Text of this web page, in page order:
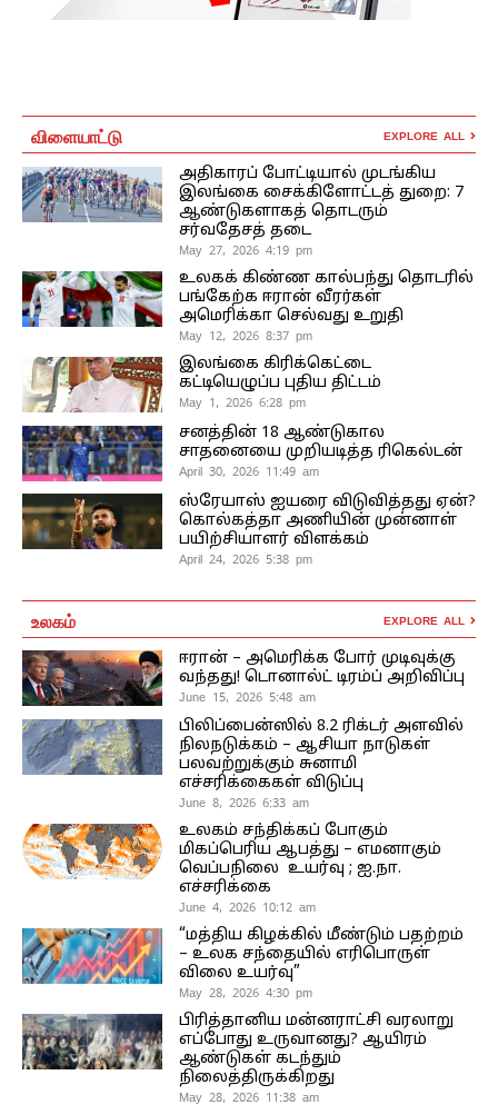
விளையாட்டு EXPLORE ALL
அதிகாரப் போட்டியால் முடங்கிய
இலங்கை சைக்கிளோட்டத் துறை: 7
ஆண்டுகளாகத் தொடரும்
சர்வதேசத் தடை
May 27, 2026 4:19 pm
உலகக் கிண்ண கால்பந்து தொடரில்
பங்கேற்க ஈரான் வீரர்கள்
அமெரிக்கா செல்வது உறுதி
May 12, 2026 8:37 pm
இலங்கை கிரிக்கெட்டை
கட்டியெழுப்ப புதிய திட்டம்
May 1, 2026 6:28 pm
சனத்தின் 18 ஆண்டுகால
சாதனையை முறியடித்த ரிகெல்டன்
April 30, 2026 11:49 am
ஸ்ரேயாஸ் ஐயரை விடுவித்தது ஏன்?
கொல்கத்தா அணியின் முன்னாள்
பயிற்சியாளர் விளக்கம்
April 24, 2026 5:38 pm
உலகம் EXPLORE ALL
ஈரான் – அமெரிக்க போர் முடிவுக்கு
வந்தது! டொனால்ட் டிரம்ப் அறிவிப்பு
June 15, 2026 5:48 am
பிலிப்பைன்ஸில் 8.2 ரிக்டர் அளவில்
நிலநடுக்கம் – ஆசியா நாடுகள்
பலவற்றுக்கும் சுனாமி
எச்சரிக்கைகள் விடுப்பு
June 8, 2026 6:33 am
உலகம் சந்திக்கப் போகும்
மிகப்பெரிய ஆபத்து – எமனாகும்
வெப்பநிலை உயர்வு ; ஐ.நா.
எச்சரிக்கை
June 4, 2026 10:12 am
“மத்திய கிழக்கில் மீண்டும் பதற்றம்
– உலக சந்தையில் எரிபொருள்
விலை உயர்வு”
May 28, 2026 4:30 pm
பிரித்தானிய மன்னராட்சி வரலாறு
எப்போது உருவானது? ஆயிரம்
ஆண்டுகள் கடந்தும்
நிலைத்திருக்கிறது
May 28, 2026 11:38 am